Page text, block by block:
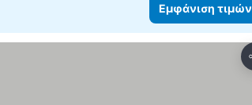
Εμφάνιση τιμών